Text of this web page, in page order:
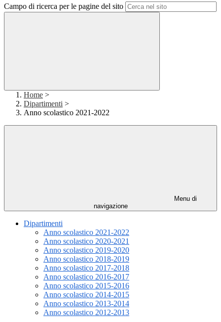
Campo di ricerca per le pagine del sito
Home >
Dipartimenti >
Anno scolastico 2021-2022
Menu di
navigazione
Dipartimenti
Anno scolastico 2021-2022
Anno scolastico 2020-2021
Anno scolastico 2019-2020
Anno scolastico 2018-2019
Anno scolastico 2017-2018
Anno scolastico 2016-2017
Anno scolastico 2015-2016
Anno scolastico 2014-2015
Anno scolastico 2013-2014
Anno scolastico 2012-2013